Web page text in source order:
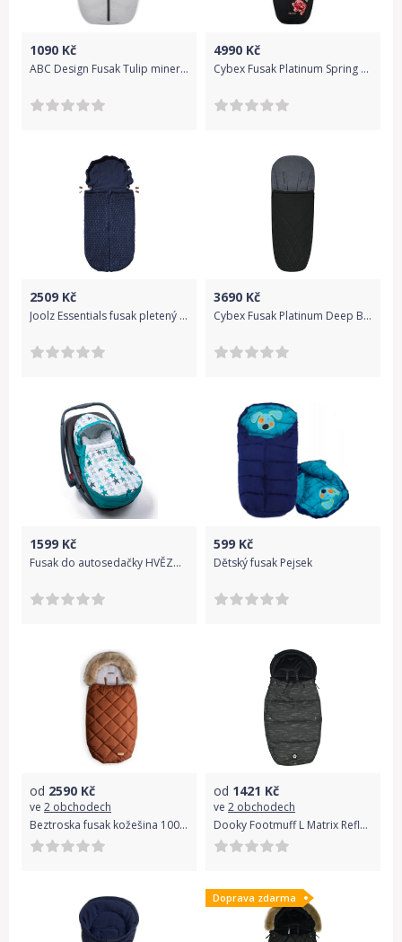
1090 Kč
ABC Design Fusak Tulip mineral Fashion 2022
4990 Kč
Cybex Fusak Platinum Spring Dark 2019-20
2509 Kč
Joolz Essentials fusak pletený | Blue
3690 Kč
Cybex Fusak Platinum Deep Black 2020
1599 Kč
Fusak do autosedačky HVĚZDIČKY
599 Kč
Dětský fusak Pejsek
od 2590 Kč
ve 2 obchodech
Beztroska fusak kožešina 100 cm Cinnamon
od 1421 Kč
ve 2 obchodech
Dooky Footmuff L Matrix Reflective DeLuxe
Doprava zdarma